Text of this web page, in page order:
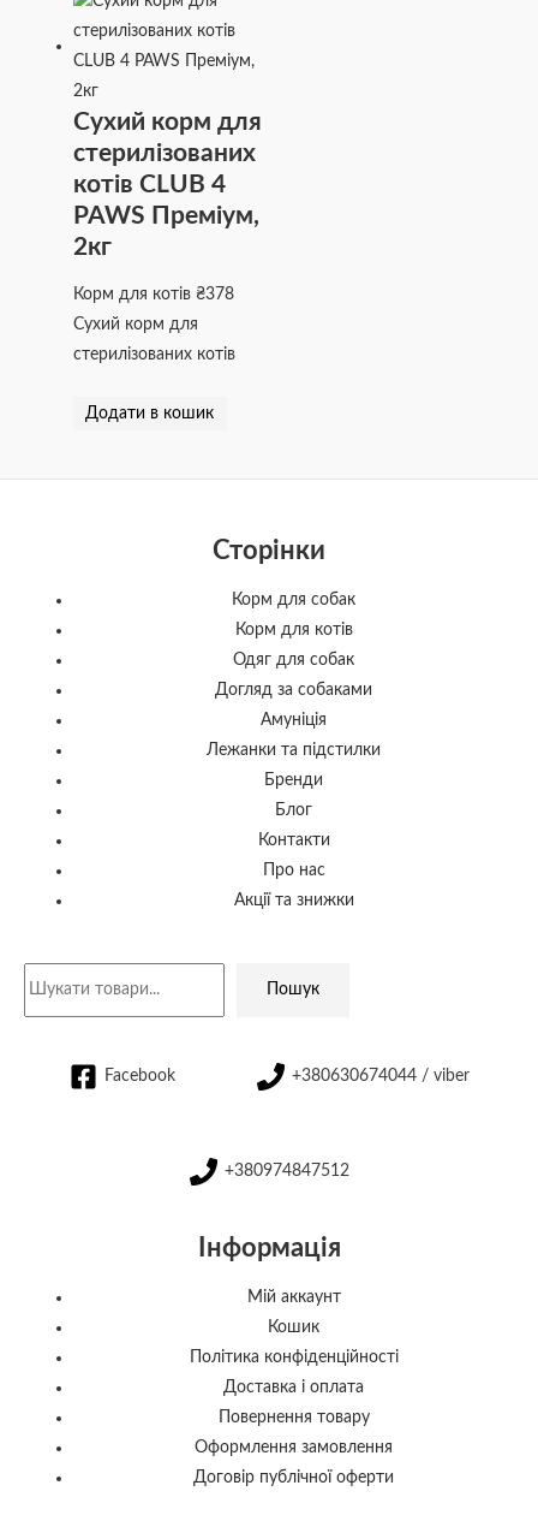
Сухий корм для
стерилізованих
котів CLUB 4
PAWS Преміум,
2кг
Корм для котів₴378
Сухий корм для
стерилізованих котів
Додати в кошик
Сторінки
Корм для собак
Корм для котів
Одяг для собак
Догляд за собаками
Амуніція
Лежанки та підстилки
Бренди
Блог
Контакти
Про нас
Акції та знижки
Пошук
Facebook +380630674044 / viber
+380974847512
Інформація
Мій аккаунт
Кошик
Політика конфіденційності
Доставка і оплата
Повернення товару
Оформлення замовлення
Договір публічної оферти